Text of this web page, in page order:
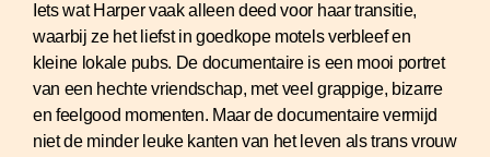
Iets wat Harper vaak alleen deed voor haar transitie,
waarbij ze het liefst in goedkope motels verbleef en
kleine lokale pubs. De documentaire is een mooi portret
van een hechte vriendschap, met veel grappige, bizarre
en feelgood momenten. Maar de documentaire vermijd
niet de minder leuke kanten van het leven als trans vrouw